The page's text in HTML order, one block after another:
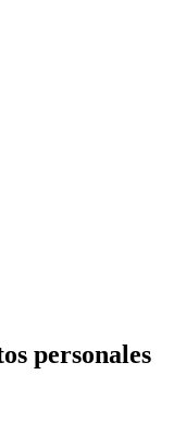
personales